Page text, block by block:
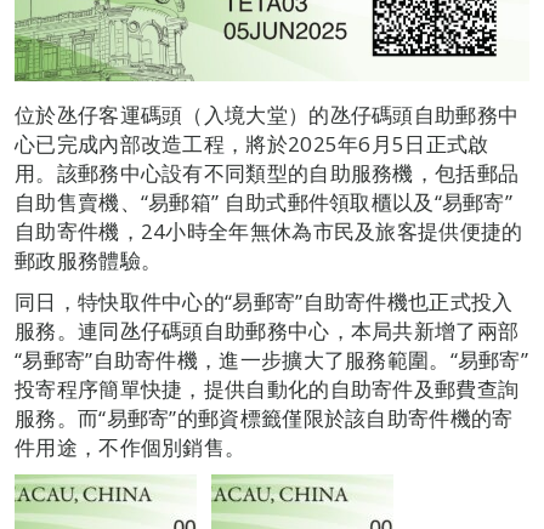
位於氹仔客運碼頭（入境大堂）的氹仔碼頭自助郵務中
心已完成內部改造工程，將於2025年6月5日正式啟
用。該郵務中心設有不同類型的自助服務機，包括郵品
自助售賣機、“易郵箱” 自助式郵件領取櫃以及“易郵寄”
自助寄件機，24小時全年無休為市民及旅客提供便捷的
郵政服務體驗。
同日，特快取件中心的“易郵寄”自助寄件機也正式投入
服務。連同氹仔碼頭自助郵務中心，本局共新增了兩部
“易郵寄”自助寄件機，進一步擴大了服務範圍。“易郵寄”
投寄程序簡單快捷，提供自動化的自助寄件及郵費查詢
服務。而“易郵寄”的郵資標籤僅限於該自助寄件機的寄
件用途，不作個別銷售。